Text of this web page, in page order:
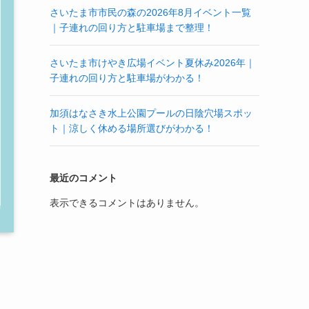
さいたま市市民の森の2026年8月イベント一覧
｜子連れの回り方と駐車場まで整理！
さいたま市けやき広場イベント夏休み2026年｜
子連れの回り方と駐車場がわかる！
加須はなさき水上公園プールの日陰穴場スポッ
ト｜涼しく休める場所選びがわかる！
最近のコメント
表示できるコメントはありません。